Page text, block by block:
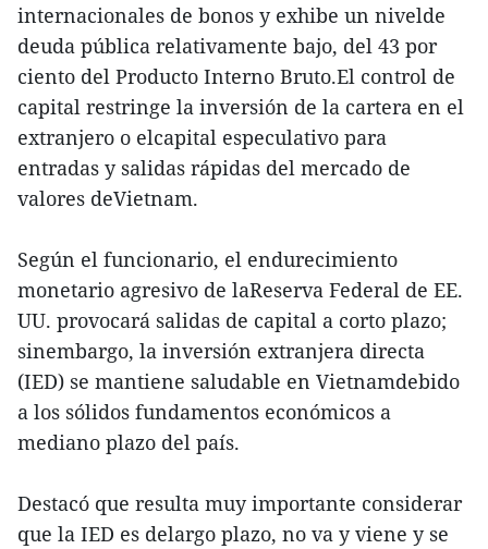
internacionales de bonos y exhibe un nivelde
deuda pública relativamente bajo, del 43 por
ciento del Producto Interno Bruto.El control de
capital restringe la inversión de la cartera en el
extranjero o elcapital especulativo para
entradas y salidas rápidas del mercado de
valores deVietnam.
Según el funcionario, el endurecimiento
monetario agresivo de laReserva Federal de EE.
UU. provocará salidas de capital a corto plazo;
sinembargo, la inversión extranjera directa
(IED) se mantiene saludable en Vietnamdebido
a los sólidos fundamentos económicos a
mediano plazo del país.
Destacó que resulta muy importante considerar
que la IED es delargo plazo, no va y viene y se